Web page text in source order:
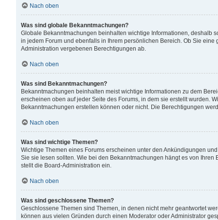
Nach oben
Was sind globale Bekanntmachungen?
Globale Bekanntmachungen beinhalten wichtige Informationen, deshalb
in jedem Forum und ebenfalls in Ihrem persönlichen Bereich. Ob Sie
Administration vergebenen Berechtigungen ab.
Nach oben
Was sind Bekanntmachungen?
Bekanntmachungen beinhalten meist wichtige Informationen zu dem
erscheinen oben auf jeder Seite des Forums, in dem sie erstellt wurden.
Bekanntmachungen erstellen können oder nicht. Die Berechtigungen
Nach oben
Was sind wichtige Themen?
Wichtige Themen eines Forums erscheinen unter den Ankündigungen
Sie sie lesen sollten. Wie bei den Bekanntmachungen hängt es von
stellt die Board-Administration ein.
Nach oben
Was sind geschlossene Themen?
Geschlossene Themen sind Themen, in denen nicht mehr geantwortet
können aus vielen Gründen durch einen Moderator oder Administrator